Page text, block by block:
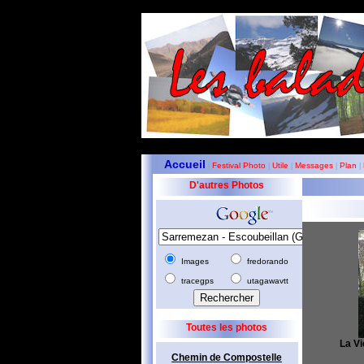
Accueil Festival Photo Utile Messages Plan
D'autres Photos
Images fredorando
tracegps utagawavtt
Toutes les photos
Chemin de Compostelle
La